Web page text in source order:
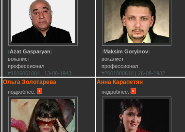
(Azat Gasparyan)
вокалист
профессионал
#1016061004 | 13-08-1943
(Maksim Goryinov)
вокалист
профессионал
#2001080610 | 26-08-1982
Ольга Золотарева
подробнее:
Анна Карапетян
подробнее: